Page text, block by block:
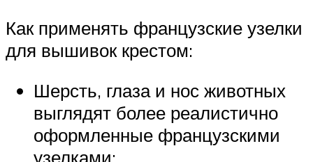
Как применять французские узелки
для вышивок крестом:
Шерсть, глаза и нос животных
выглядят более реалистично
оформленные французскими
узелками;